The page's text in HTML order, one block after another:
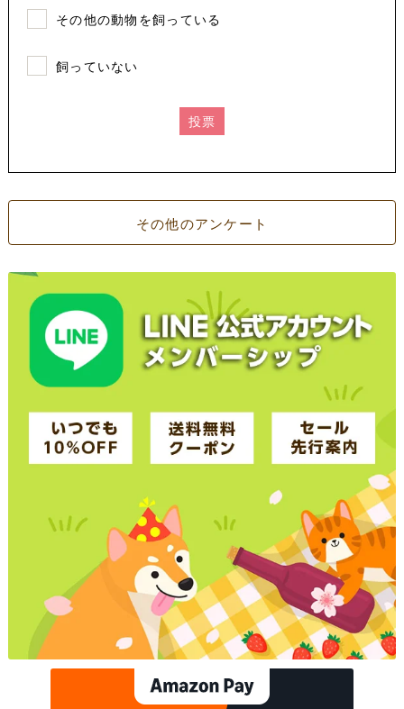
その他の動物を飼っている
飼っていない
投票
その他のアンケート